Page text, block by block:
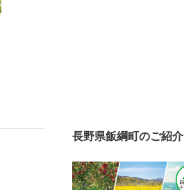
長野県飯綱町のご紹介